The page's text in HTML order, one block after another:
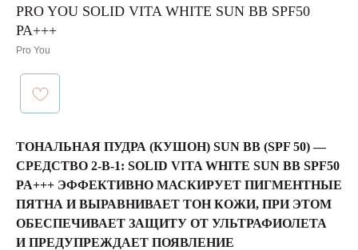
PRO YOU SOLID VITA WHITE SUN BB SPF50
PA+++
Pro You
ТОНАЛЬНАЯ ПУДРА (КУШОН) SUN BB (SPF 50) —
СРЕДСТВО 2-В-1: SOLID VITA WHITE SUN BB SPF50
PA+++ ЭФФЕКТИВНО МАСКИРУЕТ ПИГМЕНТНЫЕ
ПЯТНА И ВЫРАВНИВАЕТ ТОН КОЖИ, ПРИ ЭТОМ
ОБЕСПЕЧИВАЕТ ЗАЩИТУ ОТ УЛЬТРАФИОЛЕТА
И ПРЕДУПРЕЖДАЕТ ПОЯВЛЕНИЕ